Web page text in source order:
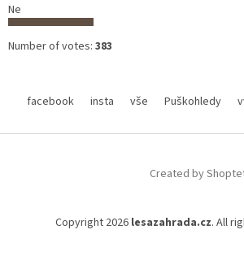
Ne
Number of votes: 383
facebook insta vše Puškohledy
Created by
Copyright 2026 lesazahrada.cz. All